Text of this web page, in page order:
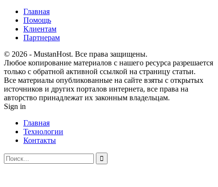
Главная
Помощь
Клиентам
Партнерам
© 2026 - MustanHost. Все права защищены.
Любое копирование материалов с нашего ресурса разрешается
только с обратной активной ссылкой на страницу статьи.
Все материалы опубликованные на сайте взяты с открытых
источников и других порталов интернета, все права на
авторство принадлежат их законным владельцам.
Sign in
Главная
Технологии
Контакты